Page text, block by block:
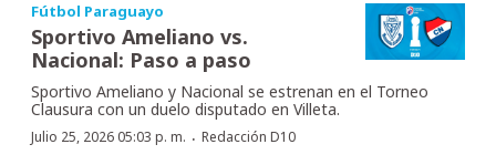
Fútbol Paraguayo
Sportivo Ameliano vs.
Nacional: Paso a paso
Sportivo Ameliano y Nacional se estrenan en el Torneo
Clausura con un duelo disputado en Villeta.
Julio 25, 2026 05:03 p. m. · Redacción D10